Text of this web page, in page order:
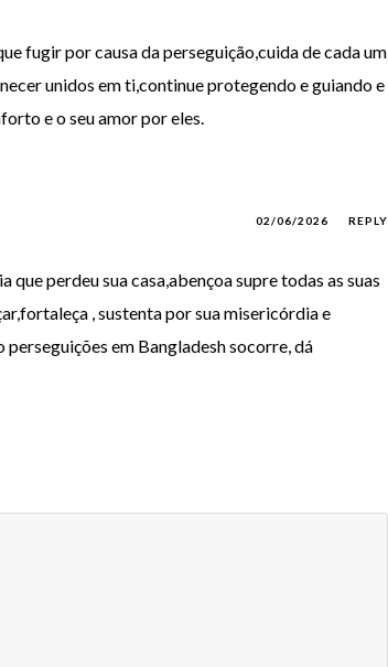
fugir por causa da perseguição,cuida de cada um
unidos em ti,continue protegendo e guiando e
e o seu amor por eles.
02/06/2026 REPLY
que perdeu sua casa,abençoa supre todas as suas
, sustenta por sua misericórdia e
em Bangladesh socorre, dá